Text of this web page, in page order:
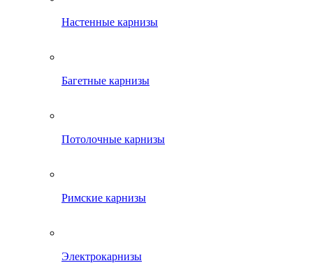
Настенные карнизы
Багетные карнизы
Потолочные карнизы
Римские карнизы
Электрокарнизы